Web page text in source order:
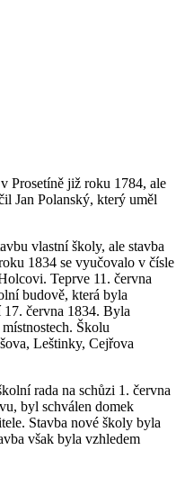
Prosetíně již roku 1784, ale
Jan Polanský, který uměl
vlastní školy, ale stavba
1834 se vyučovalo v čísle
Teprve 11. června
budově, která byla
17. června 1834. Byla
Školu
Leštinky, Cejřova
rada na schůzi 1. června
byl schválen domek
Stavba nové školy byla
však byla vzhledem